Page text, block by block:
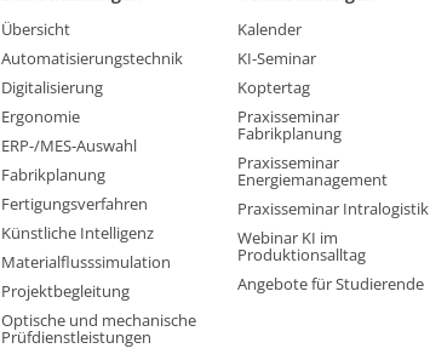
Übersicht
Automatisierungstechnik
Digitalisierung
Ergonomie
ERP-/MES-Auswahl
Fabrikplanung
Fertigungsverfahren
Künstliche Intelligenz
Materialflusssimulation
Projektbegleitung
Optische und mechanische
Prüfdienstleistungen
Kalender
KI-Seminar
Koptertag
Praxisseminar
Fabrikplanung
Praxisseminar
Energiemanagement
Praxisseminar Intralogistik
Webinar KI im
Produktionsalltag
Angebote für Studierende